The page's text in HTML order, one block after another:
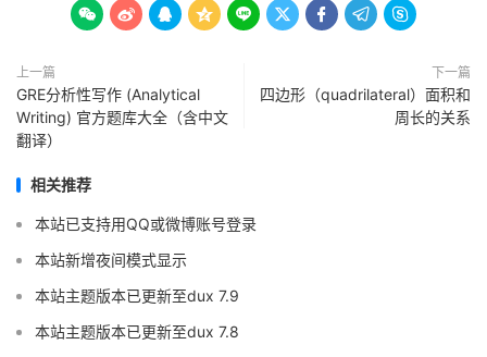
        
上一篇
GRE分析性写作 (Analytical
Writing) 官方题库大全（含中文
翻译）
下一篇
四边形（quadrilateral）面积和
周长的关系
相关推荐
本站已支持用QQ或微博账号登录
本站新增夜间模式显示
本站主题版本已更新至dux 7.9
本站主题版本已更新至dux 7.8